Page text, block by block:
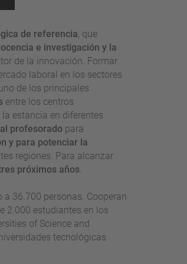
de referencia, que
e investigación y la
de la innovación. Formar
laboral en los sectores
de los principales
entre los centros
estancia en diferentes
profesoradopara
y para potenciar la
regiones. Para alcanzar
próximos años.
36.700 personas. Cooperan
2.000 estudiantes en los
of Science and
tecnológicas